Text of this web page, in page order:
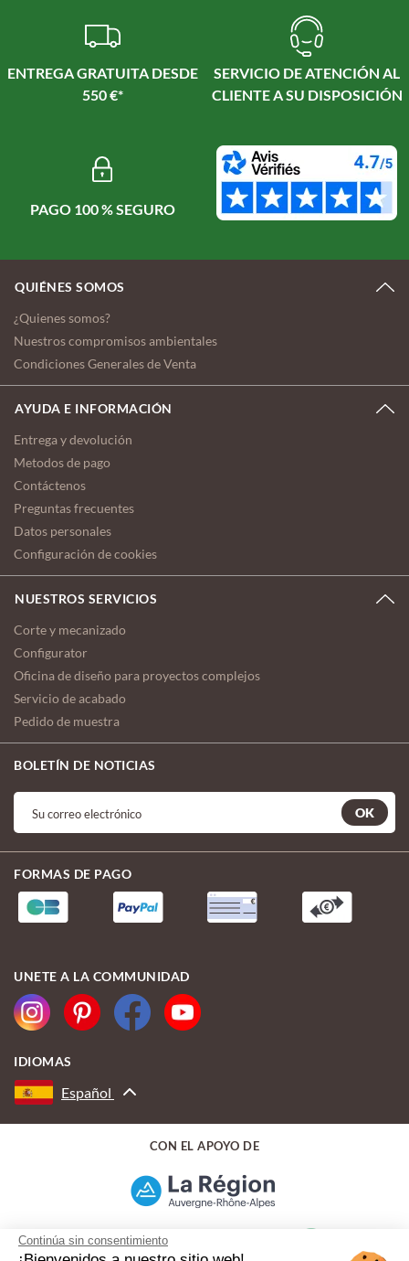
Continúa sin consentimiento
ENTREGA GRATUITA DESDE
550 €*
SERVICIO DE ATENCIÓN AL
CLIENTE A SU DISPOSICIÓN
PAGO 100 % SEGURO
QUIÉNES SOMOS
¿Quienes somos?
Nuestros compromisos ambientales
Condiciones Generales de Venta
AYUDA E INFORMACIÓN
Entrega y devolución
Metodos de pago
Contáctenos
Preguntas frecuentes
Datos personales
Configuración de cookies
NUESTROS SERVICIOS
Corte y mecanizado
Configurator
Oficina de diseño para proyectos complejos
Servicio de acabado
Pedido de muestra
BOLETÍN DE NOTICIAS
OK
FORMAS DE PAGO
UNETE A LA COMMUNIDAD
IDIOMAS
Español
CON EL APOYO DE